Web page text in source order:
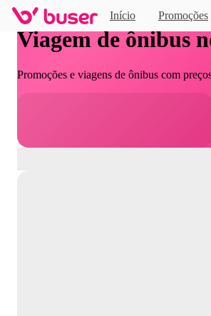
Início Promoções
Viagem de ônibus
Promoções e viagens de ônibus com